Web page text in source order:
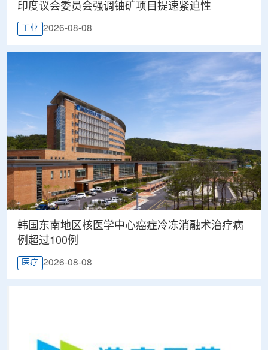
印度议会委员会强调铀矿项目提速紧迫性
工业 2026-08-08
韩国东南地区核医学中心癌症冷冻消融术治疗病
例超过100例
医疗 2026-08-08